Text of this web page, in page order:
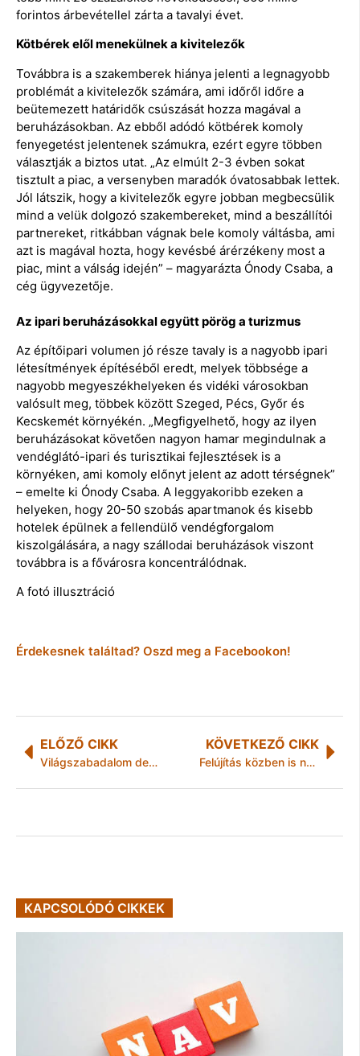
forintos árbevétellel zárta a tavalyi évet.
Kötbérek elől menekülnek a kivitelezők
Továbbra is a szakemberek hiánya jelenti a legnagyobb
problémát a kivitelezők számára, ami időről időre a
beütemezett határidők csúszását hozza magával a
beruházásokban. Az ebből adódó kötbérek komoly
fenyegetést jelentenek számukra, ezért egyre többen
választják a biztos utat. „Az elmúlt 2-3 évben sokat
tisztult a piac, a versenyben maradók óvatosabbak lettek.
Jól látszik, hogy a kivitelezők egyre jobban megbecsülik
mind a velük dolgozó szakembereket, mind a beszállítói
partnereket, ritkábban vágnak bele komoly váltásba, ami
azt is magával hozta, hogy kevésbé árérzékeny most a
piac, mint a válság idején” – magyarázta Ónody Csaba, a
cég ügyvezetője.
Az ipari beruházásokkal együtt pörög a turizmus
Az építőipari volumen jó része tavaly is a nagyobb ipari
létesítmények építéséből eredt, melyek többsége a
nagyobb megyeszékhelyeken és vidéki városokban
valósult meg, többek között Szeged, Pécs, Győr és
Kecskemét környékén. „Megfigyelhető, hogy az ilyen
beruházásokat követően nagyon hamar megindulnak a
vendéglátó-ipari és turisztikai fejlesztések is a
környéken, ami komoly előnyt jelent az adott térségnek”
– emelte ki Ónody Csaba. A leggyakoribb ezeken a
helyeken, hogy 20-50 szobás apartmanok és kisebb
hotelek épülnek a fellendülő vendégforgalom
kiszolgálására, a nagy szállodai beruházások viszont
továbbra is a fővárosra koncentrálódnak.
A fotó illusztráció
Érdekesnek találtad? Oszd meg a Facebookon!
ELŐZŐ CIKK
Világszabadalom debütál a vizes világbajnokságon
KÖVETKEZŐ CIKK
Felújítás közben is nyitva tart a József Attila Könyvtár
KAPCSOLÓDÓ CIKKEK